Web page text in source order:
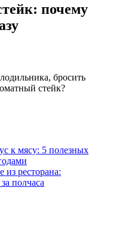
почему
бросить
стейк?
к мясу: 5 полезных
ресторана:
полчаса